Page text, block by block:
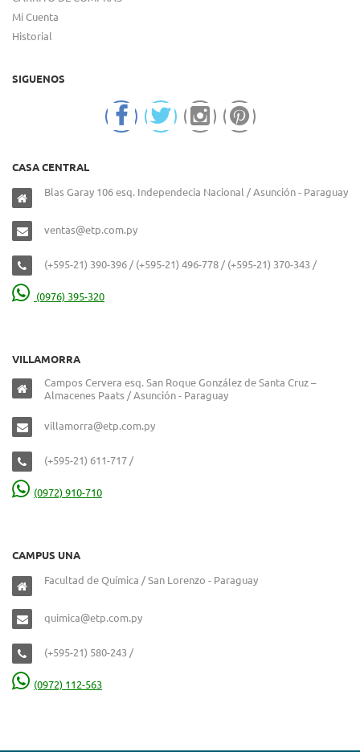
Mi Cuenta
Historial
SIGUENOS
CASA CENTRAL
Blas Garay 106 esq. Independecia Nacional / Asunción - Paraguay
ventas@etp.com.py
(+595-21) 390-396 / (+595-21) 496-778 / (+595-21) 370-343 /
(0976) 395-320
VILLAMORRA
Campos Cervera esq. San Roque González de Santa Cruz –
Almacenes Paats / Asunción - Paraguay
villamorra@etp.com.py
(+595-21) 611-717 /
(0972) 910-710
CAMPUS UNA
Facultad de Química / San Lorenzo - Paraguay
quimica@etp.com.py
(+595-21) 580-243 /
(0972) 112-563